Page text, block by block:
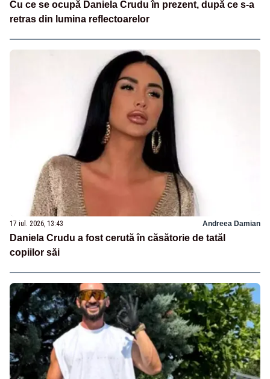
Cu ce se ocupă Daniela Crudu în prezent, după ce s-a
retras din lumina reflectoarelor
17 iul. 2026, 13:43 Andreea Damian
Daniela Crudu a fost cerută în căsătorie de tatăl
copiilor săi